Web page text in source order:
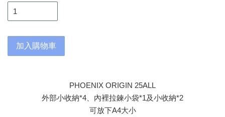
加入購物車
PHOENIX ORIGIN 25ALL
外部小收納*4、內裡拉鍊小袋*1及小收納*2
可放下A4大小